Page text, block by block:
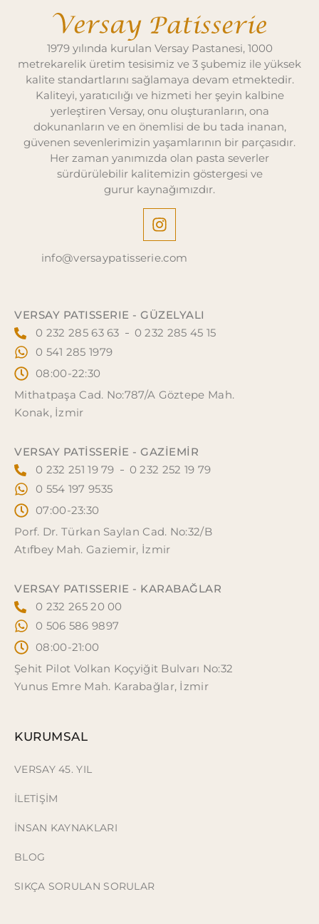
VERSAY PATISSERIE - GÜZELYALI
0 232 285 63 63
0 232 285 45 15
0 541 285 1979
08:00-22:30
Mithatpaşa Cad. No:787/A Göztepe Mah.
Konak, İzmir
VERSAY PATISSERIE - GAZİEMİR
0 232 251 19 79
0 232 252 19 79
0 554 197 9535
07:00-23:30
Porf. Dr. Türkan Saylan Cad. No:32/B
Atıfbey Mah. Gaziemir, İzmir
VERSAY PATISSERIE - KARABAĞLAR
0 232 265 20 00
0 506 586 9897
08:00-21:00
Şehit Pilot Volkan Koçyiğit Bulvarı No:32
Yunus Emre Mah. Karabağlar, İzmir
1979 yılında kurulan Versay Pastanesi, 1000
metrekarelik üretim tesisimiz ve 3 şubemiz ile yüksek
kalite standartlarını sağlamaya devam etmektedir.
Kaliteyi, yaratıcılığı ve hizmeti her şeyin kalbine
yerleştiren Versay, onu oluşturanların, ona
dokunanların ve en önemlisi de bu tada inanan,
güvenen sevenlerimizin yaşamlarının bir parçasıdır.
Her zaman yanımızda olan pasta severler
sürdürülebilir kalitemizin göstergesi ve
gurur kaynağımızdır.
info@versaypatisserie.com
KURUMSAL
VERSAY 45. YIL
İLETİŞİM
İNSAN KAYNAKLARI
BLOG
SIKÇA SORULAN SORULAR